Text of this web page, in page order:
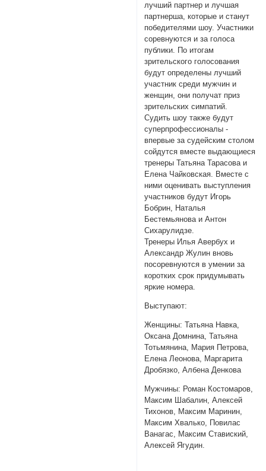
лучший партнер и лучшая
партнерша, которые и станут
победителями шоу. Участники
соревнуются и за голоса
публики. По итогам
зрительского голосования
будут определены лучший
участник среди мужчин и
женщин, они получат приз
зрительских симпатий.
Судить шоу также будут
суперпрофессионалы -
впервые за судейским столом
сойдутся вместе выдающиеся
тренеры Татьяна Тарасова и
Елена Чайковская. Вместе с
ними оценивать выступления
участников будут Игорь
Бобрин, Наталья
Бестемьянова и Антон
Сихарулидзе.
Тренеры Илья Авербух и
Александр Жулин вновь
посоревнуются в умении за
коротких срок придумывать
яркие номера.
Выступают:
Женщины: Татьяна Навка,
Оксана Домнина, Татьяна
Тотьмянина, Мария Петрова,
Елена Леонова, Маргарита
Дробязко, Албена Денкова
Мужчины: Роман Костомаров,
Максим Шабалин, Алексей
Тихонов, Максим Маринин,
Максим Хвалько, Повилас
Ванагас, Максим Ставиский,
Алексей Ягудин.